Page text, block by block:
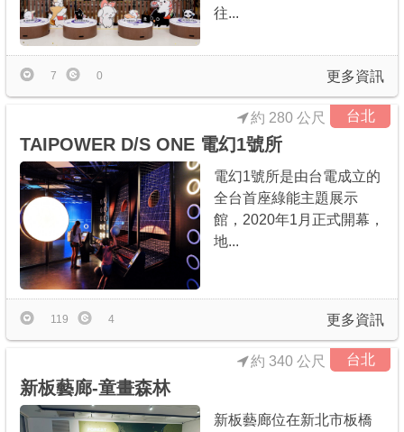
往...
更多資訊
7 0
台北
TAIPOWER D/S ONE 電幻1號所
約 280 公尺
電幻1號所是由台電成立的
全台首座綠能主題展示
館，2020年1月正式開幕，
地...
更多資訊
119 4
台北
新板藝廊-童畫森林
約 340 公尺
新板藝廊位在新北市板橋